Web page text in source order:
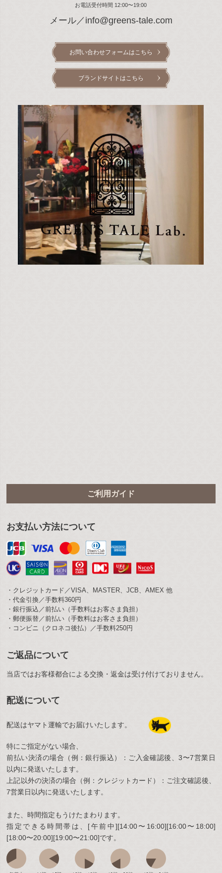
お電話受付時間 12:00〜19:00
メール／info@greens-tale.com
お問い合わせフォームはこちら
ブランドサイトはこちら
ご利用ガイド
お支払い方法について
・クレジットカード／VISA、MASTER、JCB、AMEX 他
・代金引換／手数料360円
・銀行振込／前払い（手数料はお客さま負担）
・郵便振替／前払い（手数料はお客さま負担）
・コンビニ（クロネコ後払）／手数料250円
ご返品について
当店ではお客様都合による交換・返金は受け付けておりません。
配送について
配送はヤマト運輸でお届けいたします。
特にご指定がない場合、
前払い決済の場合（例：銀行振込）：ご入金確認後、3〜7営業日
以内に発送いたします。
上記以外の決済の場合（例：クレジットカード）：ご注文確認後、
7営業日以内に発送いたします。
また、時間指定もうけたまわります。
指定できる時間帯は、[午前中][14:00〜16:00][16:00〜18:00]
[18:00〜20:00][19:00〜21:00]です。